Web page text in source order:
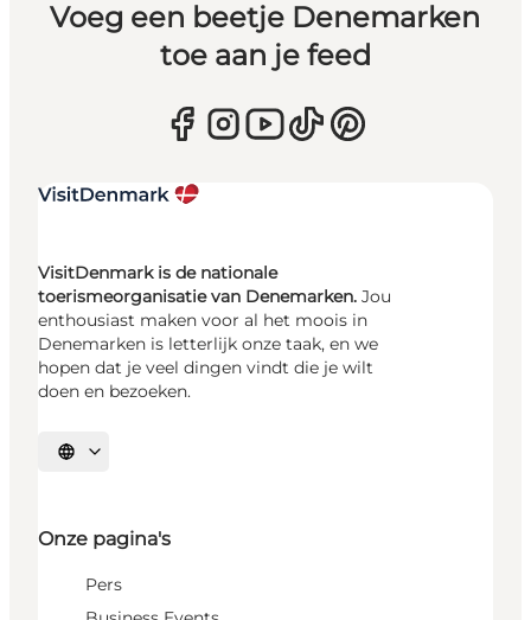
Voeg een beetje Denemarken
toe aan je feed
VisitDenmark is de nationale
toerismeorganisatie van Denemarken. Jou
enthousiast maken voor al het moois in
Denemarken is letterlijk onze taak, en we
hopen dat je veel dingen vindt die je wilt
doen en bezoeken.
Selecteer taal
Onze pagina's
Pers